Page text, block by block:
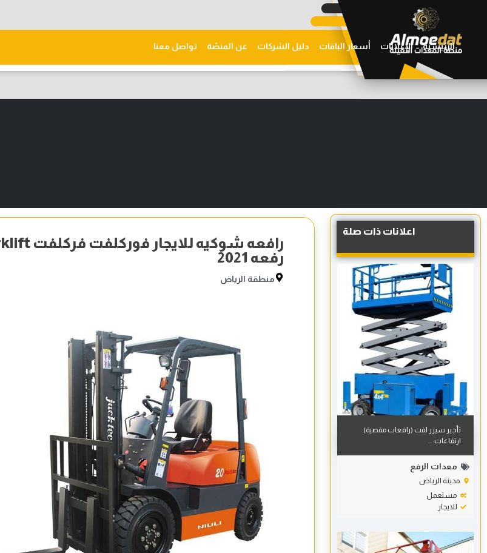
الرئيسية الإعلانات أسعار الباقات دليل الشركات عن المنصّة تواصل معنا
اعلانات ذات صلة
تأجير سيزر لفت (رافعات مقصية)
ارتفاعات: ...
معدات الرفع
مدينة الرياض
مستعمل
للايجار
رفعه 2021
منطقة الرياض